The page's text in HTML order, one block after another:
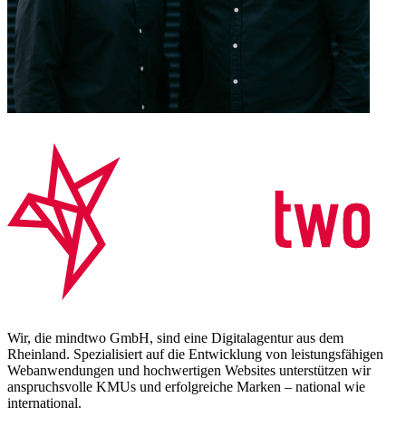
Wir, die mindtwo GmbH, sind eine Digitalagentur aus dem
Rheinland. Spezialisiert auf die Entwicklung von leistungsfähigen
Webanwendungen und hochwertigen Websites unterstützen wir
anspruchsvolle KMUs und erfolgreiche Marken – national wie
international.